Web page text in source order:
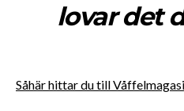
lovar det
Såhär hittar du till